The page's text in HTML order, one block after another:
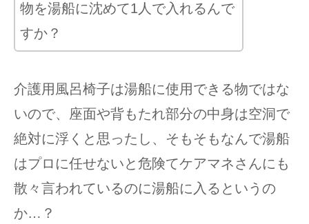
物を湯船に沈めて1人で入れるんで
すか？
介護用風呂椅子は湯船に使用できる物ではな
いので、座面や背もたれ部分の中身は空洞で
絶対に浮くと思ったし、そもそもなんで湯船
はプロに任せないと危険てケアマネさんにも
散々言われているのに湯船に入るというの
か…？